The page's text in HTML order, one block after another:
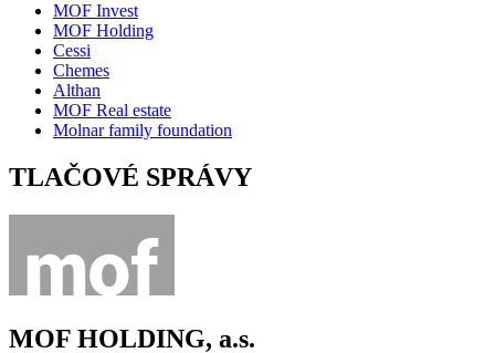
MOF Invest
MOF Holding
Cessi
Chemes
Althan
MOF Real estate
Molnar family foundation
TLAČOVÉ SPRÁVY
MOF HOLDING, a.s.